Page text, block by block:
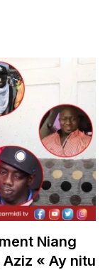
Niang
« Ay nitu